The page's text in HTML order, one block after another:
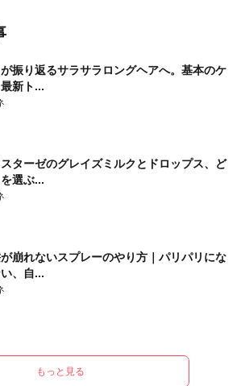
振り返るサラサラロングヘアへ。基本のケ
新ト...
ターゼのグレイズミルクとドロップス、ど
選ぶ...
崩れないスプレーのやり方｜パリパリにな
、自...
もっと見る